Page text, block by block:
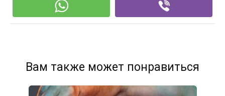
Вам также может понравиться